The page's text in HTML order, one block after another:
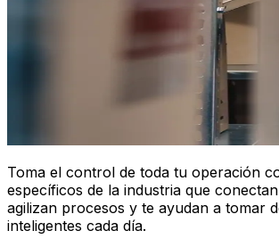
Toma el control de toda tu operación
específicos de la industria que
agilizan procesos y te ayudan a tomar
inteligentes cada día.